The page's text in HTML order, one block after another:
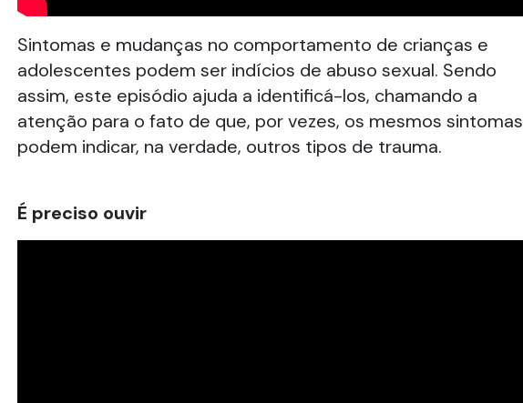
Sintomas e mudanças no comportamento de crianças e
adolescentes podem ser indícios de abuso sexual. Sendo
assim, este episódio ajuda a identificá-los, chamando a
atenção para o fato de que, por vezes, os mesmos sintomas
podem indicar, na verdade, outros tipos de trauma.
É preciso ouvir